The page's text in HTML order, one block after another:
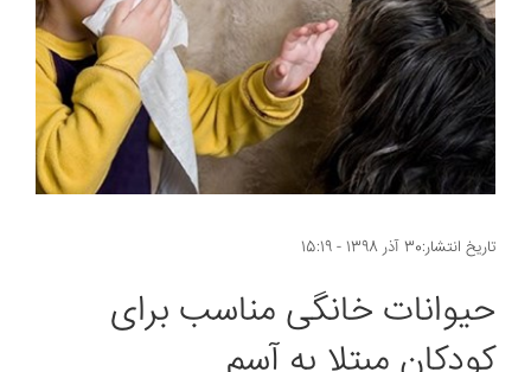
تاریخ انتشار:30 آذر 1398 - 15:19
حیوانات خانگی مناسب برای